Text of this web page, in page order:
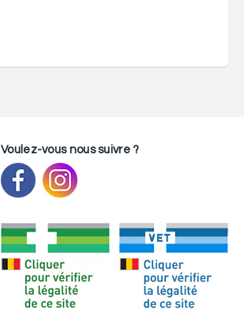
Voulez-vous nous suivre ?